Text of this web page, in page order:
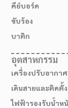
คีย์บอร์ด
ขับร้อง
บาติก
อุตสาหกรรม
เครื่องปรับอากาศ
เดินสายและติดตั้
ไฟฟ้ารองรับน้ำห